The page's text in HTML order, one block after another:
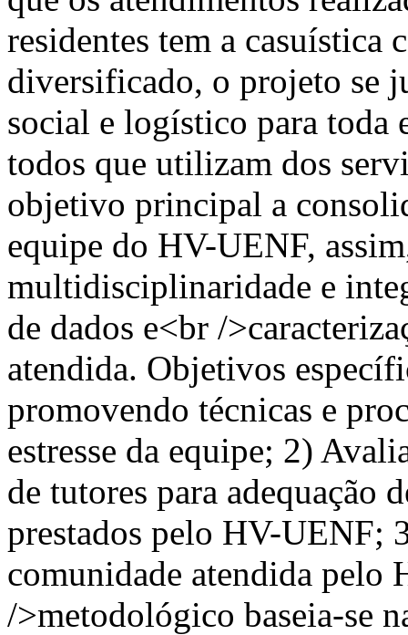
residentes tem a casuística
diversificado, o projeto se
social e logístico para toda
todos que utilizam dos
objetivo principal a
equipe do HV-UENF,
multidisciplinaridade e
de dados e<br /
atendida. Objetivos
promovendo técnicas e
estresse da equipe; 2)
de tutores para adequação
prestados pelo HV-UENF;
comunidade atendida pelo
/>metodológico baseia-se